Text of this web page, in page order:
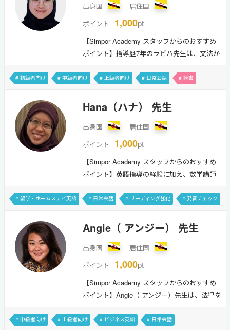
に挑戦したい方にもおすすめです。Hello, my
name is Siti but my friends call me "Micchi".
There's actually a funny story behind this
nickname if you don't mind my spi…
出身国
居住国
ポイント
1,000pt
【Simpor Academy スタッフからのおすすめ
ポイント】指導歴7年のラビハ先生は、文法か
英語を専攻した専門知識と、個々の歩みに寄
がつく」と評判のレッスンは、初心者にもお
すすめ。一人ひとりの目標達成を、優しく熱
意を持ってサポートしてくれます。Hello! My
name is Rabihah. I am passionate about
language and enjoy guiding students to
understand concepts clearly. I believe each
stud…
# 初級者向け # 中級者向け # 上級者向け # 日常会話 # 読書
Hana（ハナ） 先生
出身国
居住国
ポイント
1,000pt
【Simpor Academy スタッフからのおすすめ
ポイント】英語指導の経験に加え、数学講師
年間の留学経験を活かし、日常英会話から留
能です。明るく優しい先生で、丁寧にレッス
ンを進めてくれるため、初めての方にもおす
すめです。Hello, my name is Nur Farhana,
Hana for short.I mainly work as a
Mathematics tutor, but I have experience
teaching English at both elementary and s…
# 留学・ホームステイ英語 # 日常会話 # リーディング強化 # 発音チェック
Angie（ アンジー） 先生
出身国
居住国
ポイント
1,000pt
【Simpor Academy スタッフからのおすすめ
ポイント】Angie（ アンジー）先生は、法律を
方におすすめの先生ですが、優しい笑顔で生
# 中級者向け # 上級者向け # ビジネス英語 # 日常会話